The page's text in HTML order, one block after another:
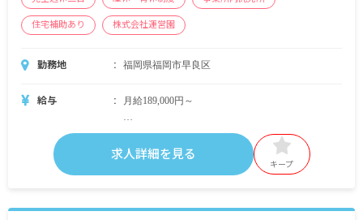
住宅補助あり 株式会社運営園
勤務地 福岡県福岡市早良区
給与 月給189,000円～
＜別途支給手当＞
■交通費支給 月上限50,000円
求人詳細を見る
キープ